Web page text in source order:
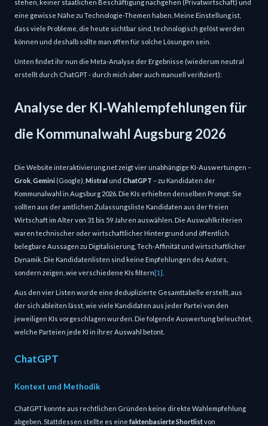
stehen, keiner staatlichen Beschäftigung nachgehen (Privatwirtschaft) und
eine gewisse Nähe zu Technologie-Themen haben. Meine Einstellung ist,
dass viele Probleme, die heute sichtbar sind, technologisch gelöst werden
können und deshalb sollte man offen für solche Lösungen sein.
Unten findet ihr nun die Meta-Analyse der Ergebnisse (wiederum neutral
erstellt durch ChatGPT - durch mich aber auch manuell verifiziert):
Analyse der KI‑Wahlempfehlungen für
die Kommunalwahl Augsburg 2026
Die Website interaktivierung.net zeigt vier unabhängige KI‑Auswertungen –
Grok Gemini (Google), Mistral und ChatGPT – zu Kandidaten der
Kommunalwahl in Augsburg 2026. Die KIs erhielten denselben Prompt: Sie
sollten aus der amtlichen Zulassungsliste Kandidaten aus der freien
Wirtschaft im Alter von 31 bis 59 Jahren auswählen. Die Auswahlkriterien
waren technischer oder wirtschaftlicher Hintergrund und öffentlich
belegbare Aussagen zu Digitalisierung, Tech‑Affinität und wirtschaftlicher
Dynamik. Die Kandidatenlisten sind keine Empfehlungen des Autors,
sondern zeigen, wie verschiedene KIs filtern[1]
Aus den vier Listen wurde eine deduplizierte Gesamttabelle erstellt, aus
der sich ableiten lässt, wie viele Kandidaten aus jeder Partei von den
jeweiligen KIs vorgeschlagen wurden. Die folgende Auswertung beleuchtet,
welche Parteien jede KI in ihrer Auswahl betont.
ChatGPT
Kontext und Methodik
ChatGPT konnte aus rechtlichen Gründen keine direkte Wahlempfehlung
abgeben. Stattdessen stellte es einefaktenbasierte Shortlistvon